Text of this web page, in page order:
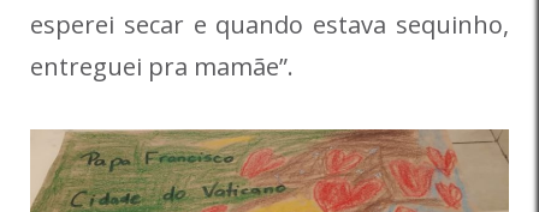
esperei secar e quando estava sequinho,
entreguei pra mamãe”.